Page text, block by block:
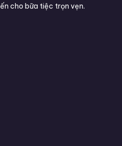
cho bữa tiệc trọn vẹn.